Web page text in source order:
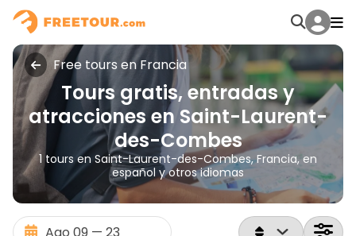
Free tours en Francia
Tours gratis, entradas y
atracciones en Saint-Laurent-
des-Combes
1 tours en Saint-Laurent-des-Combes, Francia, en
español y otros idiomas